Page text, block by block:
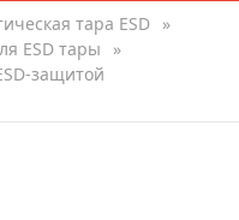
тара ESD »
ESD тары
»
защитой